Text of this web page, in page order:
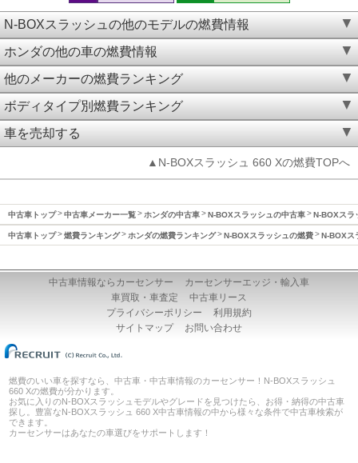
N-BOXスラッシュの他のモデルの燃費情報
ホンダの他の車の燃費情報
他のメーカーの燃費ランキング
ボディタイプ別燃費ランキング
車を売却する
▲N-BOXスラッシュ 660 Xの燃費TOPへ
中古車トップ 中古車メーカー一覧 ホンダの中古車 N-BOXスラッシュの中古車 N-BOXスラ
中古車トップ 燃費ランキング ホンダの燃費ランキング N-BOXスラッシュの燃費 N-BOXス
中古車情報ならカーセンサー
カーセンサーエッジ・輸入車
車買取・車査定
中古車リース
プライバシーポリシー
利用規約
サイトマップ
お問い合わせ
燃費のいい車を探すなら、中古車・中古車情報のカーセンサー！N-BOXスラッシュ
660 Xの燃費が分かります。
お気に入りのN-BOXスラッシュモデルやグレードを見つけたら、お得・納得の中古車
探し。豊富なN-BOXスラッシュ 660 X中古車情報の中から様々な条件で中古車検索が
できます。
カーセンサーはあなたの車選びをサポートします！